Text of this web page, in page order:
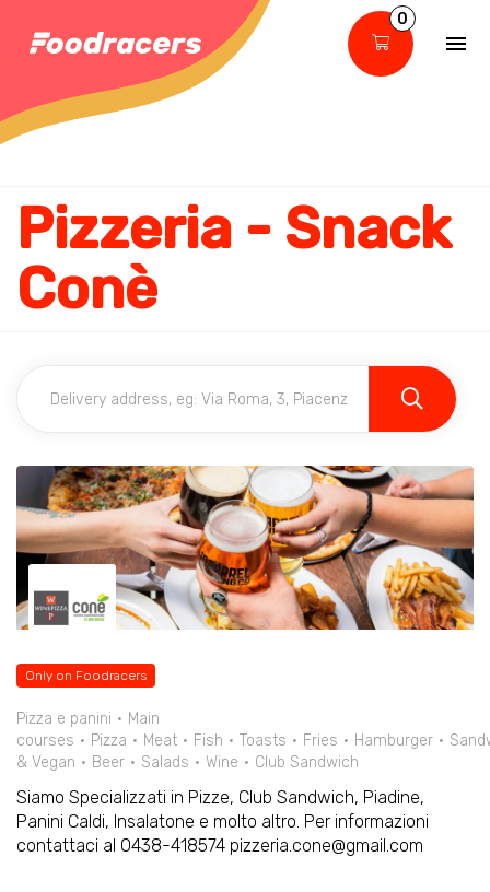
0
Pizzeria - Snack
Conè
Only on Foodracers
Pizza e panini
Main
courses
Pizza Meat Fish Toasts Fries Hamburger
& Vegan
Beer Salads Wine Club Sandwich
Siamo Specializzati in Pizze, Club Sandwich, Piadine,
Panini Caldi, Insalatone e molto altro. Per informazioni
contattaci al 0438-418574 pizzeria.cone@gmail.com